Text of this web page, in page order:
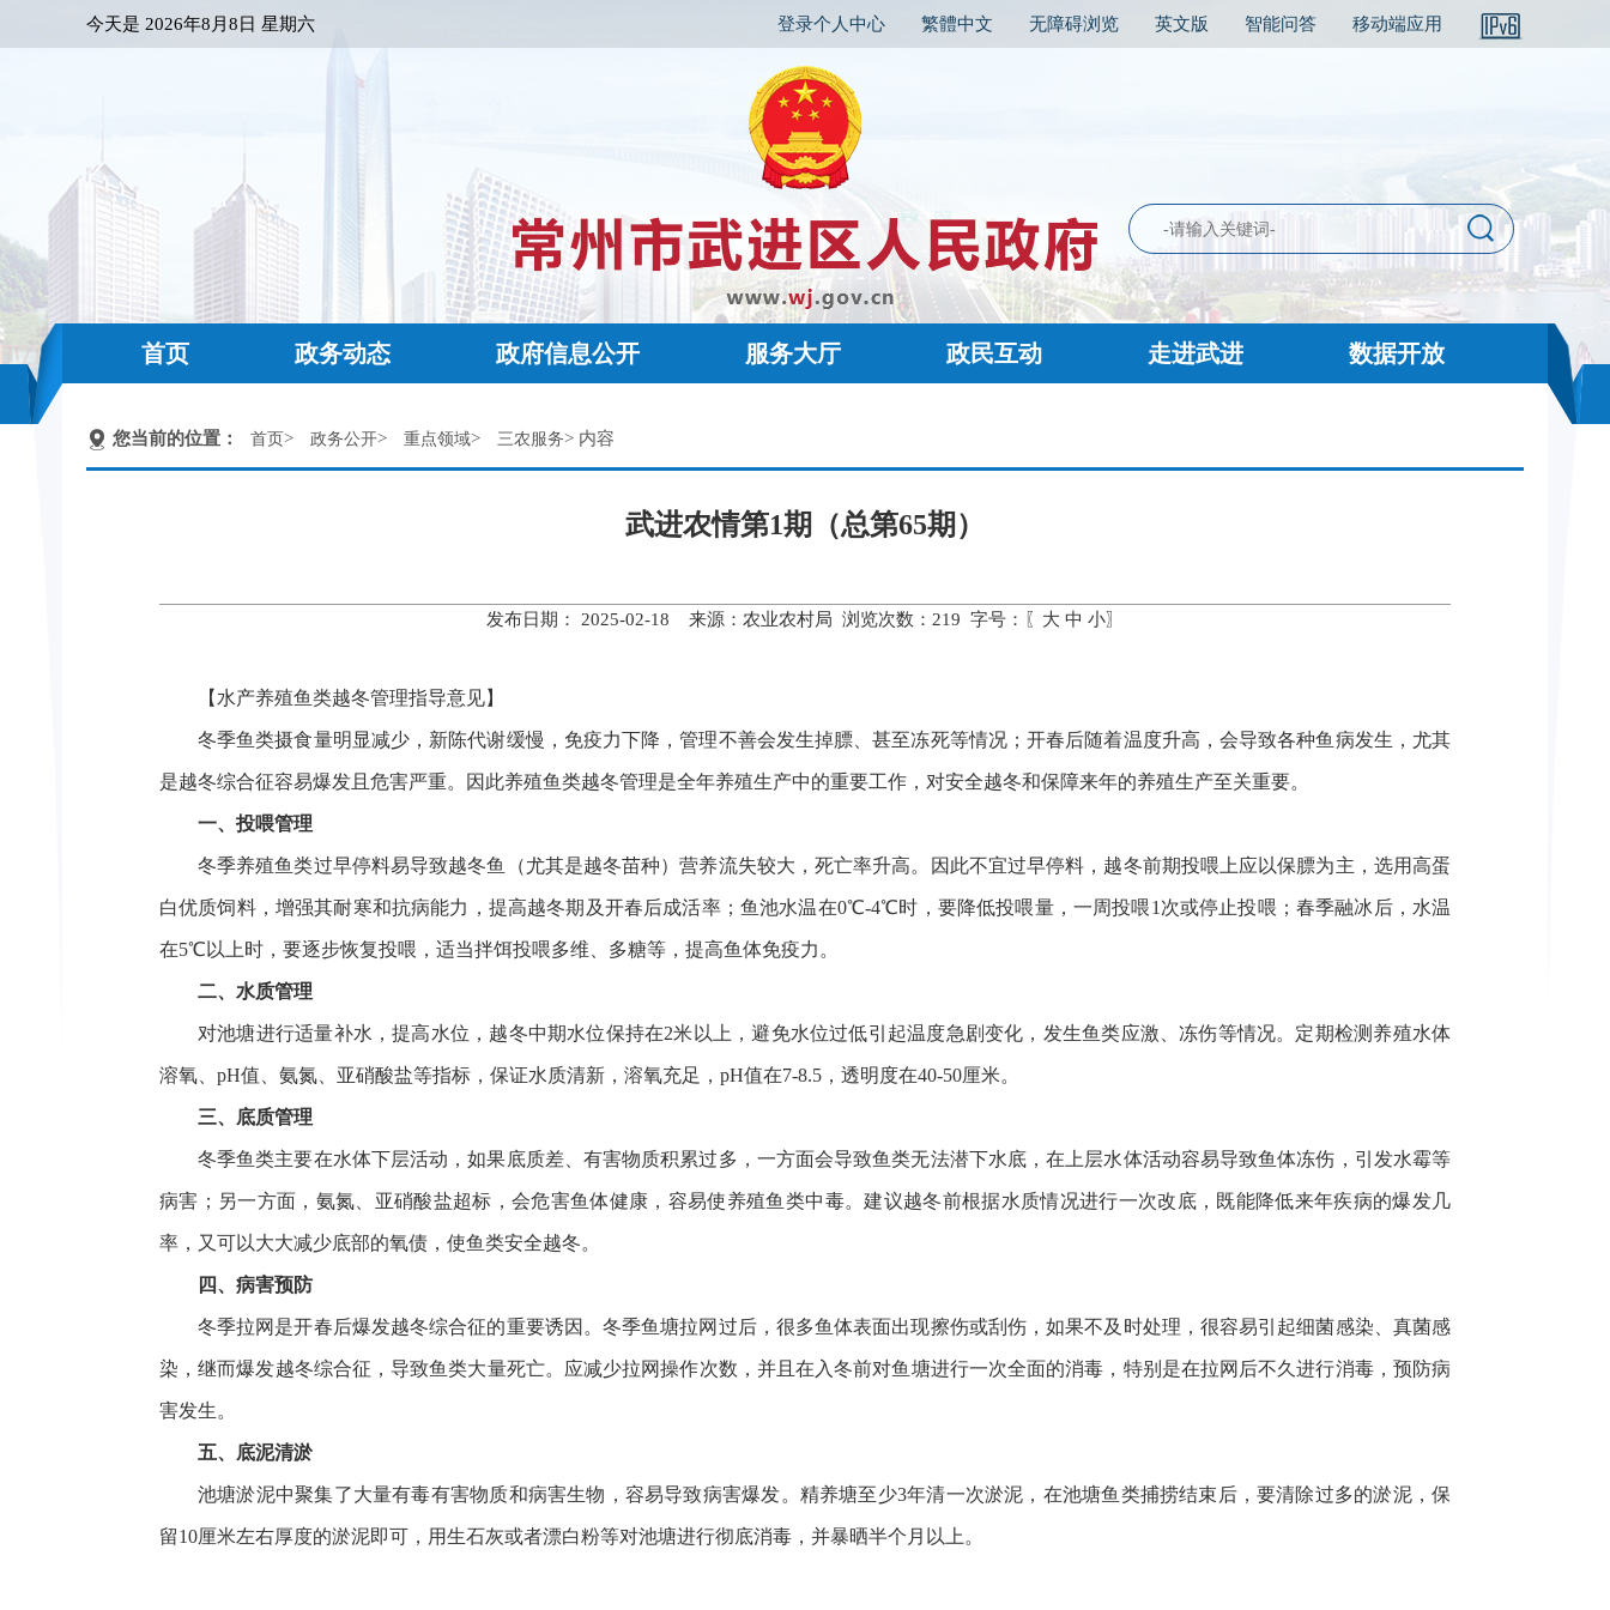
今天是 2026年8月8日 星期六 登录个人中心 繁體中文 无障碍浏览 英文版 智能问答 移动端应用
首页 政务动态 政府信息公开 服务大厅 政民互动 走进武进 数据开放
您当前的位置： 首页> 政务公开> 重点领域> 三农服务> 内容
武进农情第1期（总第65期）
发布日期： 2025-02-18 来源：农业农村局 浏览次数： 219 字号：〖 大 中 小〗
【水产养殖鱼类越冬管理指导意见】
冬季鱼类摄食量明显减少，新陈代谢缓慢，免疫力下降，管理不善会发生掉膘、甚至冻死等情况；开春后随着温度升高，会导致各种鱼病发生，尤其
是越冬综合征容易爆发且危害严重。因此养殖鱼类越冬管理是全年养殖生产中的重要工作，对安全越冬和保障来年的养殖生产至关重要。
一、投喂管理
冬季养殖鱼类过早停料易导致越冬鱼（尤其是越冬苗种）营养流失较大，死亡率升高。因此不宜过早停料，越冬前期投喂上应以保膘为主，选用高蛋
白优质饲料，增强其耐寒和抗病能力，提高越冬期及开春后成活率；鱼池水温在0℃-4℃时，要降低投喂量，一周投喂1 次或停止投喂；春季融冰后，水温
在5℃ 以上时，要逐步恢复投喂，适当拌饵投喂多维、多糖等，提高鱼体免疫力。
二、水质管理
对池塘进行适量补水，提高水位，越冬中期水位保持在2米以上，避免水位过低引起温度急剧变化，发生鱼类应激、冻伤等情况。定期检测养殖水体
溶氧、 pH值、氨氮、亚硝酸盐等指标，保证水质清新，溶氧充足， pH值在7-8.5 ，透明度在40-50厘米。
三、底质管理
冬季鱼类主要在水体下层活动，如果底质差、有害物质积累过多，一方面会导致鱼类无法潜下水底，在上层水体活动容易导致鱼体冻伤，引发水霉等
病害；另一方面，氨氮、亚硝酸盐超标，会危害鱼体健康，容易使养殖鱼类中毒。建议越冬前根据水质情况进行一次改底，既能降低来年疾病的爆发几
率，又可以大大减少底部的氧债，使鱼类安全越冬。
四、病害预防
冬季拉网是开春后爆发越冬综合征的重要诱因。冬季鱼塘拉网过后，很多鱼体表面出现擦伤或刮伤，如果不及时处理，很容易引起细菌感染、真菌感
染，继而爆发越冬综合征，导致鱼类大量死亡。应减少拉网操作次数，并且在入冬前对鱼塘进行一次全面的消毒，特别是在拉网后不久进行消毒，预防病
害发生。
五、底泥清淤
池塘淤泥中聚集了大量有毒有害物质和病害生物，容易导致病害爆发。精养塘至少3年清一次淤泥，在池塘鱼类捕捞结束后，要清除过多的淤泥，保
留10厘米左右厚度的淤泥即可，用生石灰或者漂白粉等对池塘进行彻底消毒，并暴晒半个月以上。